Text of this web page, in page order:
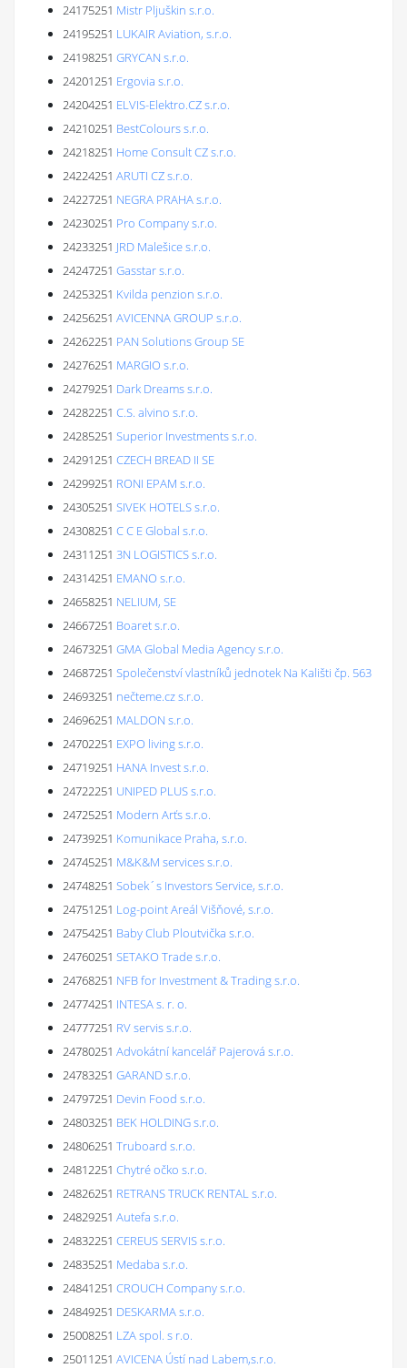
24175251 Mistr Pljuškin s.r.o.
24195251 LUKAIR Aviation, s.r.o.
24198251 GRYCAN s.r.o.
24201251 Ergovia s.r.o.
24204251 ELVIS-Elektro.CZ s.r.o.
24210251 BestColours s.r.o.
24218251 Home Consult CZ s.r.o.
24224251 ARUTI CZ s.r.o.
24227251 NEGRA PRAHA s.r.o.
24230251 Pro Company s.r.o.
24233251 JRD Malešice s.r.o.
24247251 Gasstar s.r.o.
24253251 Kvilda penzion s.r.o.
24256251 AVICENNA GROUP s.r.o.
24262251 PAN Solutions Group SE
24276251 MARGIO s.r.o.
24279251 Dark Dreams s.r.o.
24282251 C.S. alvino s.r.o.
24285251 Superior Investments s.r.o.
24291251 CZECH BREAD II SE
24299251 RONI EPAM s.r.o.
24305251 SIVEK HOTELS s.r.o.
24308251 C C E Global s.r.o.
24311251 3N LOGISTICS s.r.o.
24314251 EMANO s.r.o.
24658251 NELIUM, SE
24667251 Boaret s.r.o.
24673251 GMA Global Media Agency s.r.o.
24687251 Společenství vlastníků jednotek Na Kališti čp. 563
24693251 nečteme.cz s.r.o.
24696251 MALDON s.r.o.
24702251 EXPO living s.r.o.
24719251 HANA Invest s.r.o.
24722251 UNIPED PLUS s.r.o.
24725251 Modern Arťs s.r.o.
24739251 Komunikace Praha, s.r.o.
24745251 M&K&M services s.r.o.
24748251 Sobek´s Investors Service, s.r.o.
24751251 Log-point Areál Višňové, s.r.o.
24754251 Baby Club Ploutvička s.r.o.
24760251 SETAKO Trade s.r.o.
24768251 NFB for Investment & Trading s.r.o.
24774251 INTESA s. r. o.
24777251 RV servis s.r.o.
24780251 Advokátní kancelář Pajerová s.r.o.
24783251 GARAND s.r.o.
24797251 Devin Food s.r.o.
24803251 BEK HOLDING s.r.o.
24806251 Truboard s.r.o.
24812251 Chytré očko s.r.o.
24826251 RETRANS TRUCK RENTAL s.r.o.
24829251 Autefa s.r.o.
24832251 CEREUS SERVIS s.r.o.
24835251 Medaba s.r.o.
24841251 CROUCH Company s.r.o.
24849251 DESKARMA s.r.o.
25008251 LZA spol. s r.o.
25011251 AVICENA Ústí nad Labem,s.r.o.